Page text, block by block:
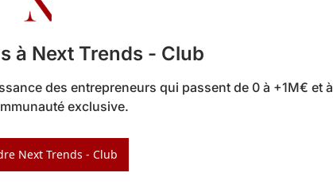
à Next Trends - Club
des entrepreneurs qui passent de 0 à +1M€ et à
Next Trends - Club